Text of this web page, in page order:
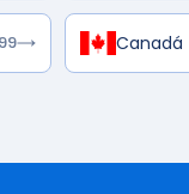
Canadá